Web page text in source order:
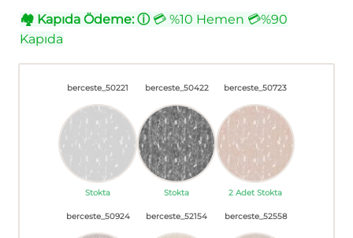
🏘 Kapıda Ödeme: ⓘ💳 %10 Hemen 💳%90
Kapıda
berceste_50221
Stokta
berceste_50422
Stokta
berceste_50723
2 Adet Stokta
berceste_50924 berceste_52154 berceste_52558